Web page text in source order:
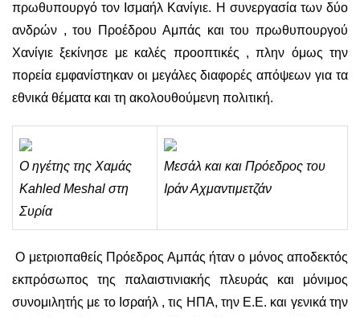
πρωθυπουργό τον Ισμαήλ Κανίγιε. Η συνεργασία των δύο
ανδρών , του Προέδρου Αμπάς και του πρωθυπουργού
Χανίγιε ξεκίνησε με καλές προοπτικές , πλην όμως την
πορεία εμφανίστηκαν οι μεγάλες διαφορές απόψεων για τα
εθνικά θέματα και τη ακολουθούμενη πολιτική.
Ο ηγέτης της Χαμάς
Kahled Meshal στη
Συρία
Μεσάλ και και Πρόεδρος του
Ιράν Αχμαντιμετζάν
Ο μετριοπαθείς Πρόεδρος Αμπάς ήταν ο μόνος αποδεκτός
εκπρόσωπος της παλαιστινιακής πλευράς και μόνιμος
συνομιλητής με το Ισραήλ , τις ΗΠΑ, την Ε.Ε. και γενικά την